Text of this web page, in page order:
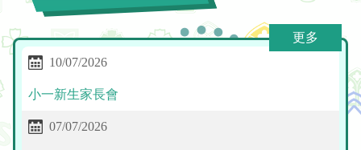
更多
10/07/2026
小一新生家長會
07/07/2026